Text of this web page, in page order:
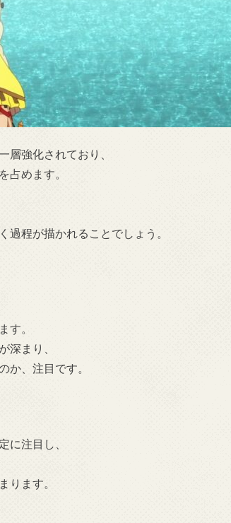
層強化されており、
占めます。
過程が描かれることでしょう。
す。
深まり、
か、注目です。
に注目し、
ります。